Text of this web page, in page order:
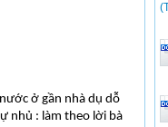
ở gần nhà dụ dỗ
nhủ : làm theo lời bà